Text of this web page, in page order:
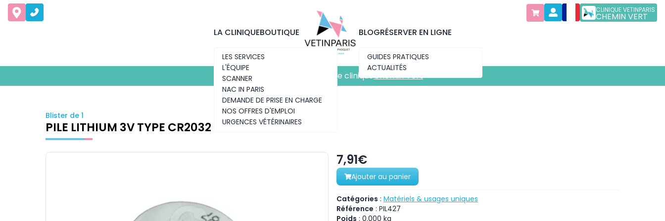
CLINIQUE VETINPARIS
CHEMIN VERT
LA CLINIQUE
LES SERVICES
L'ÉQUIPE
SCANNER
NAC IN PARIS
DEMANDE DE PRISE EN CHARGE
NOS OFFRES D'EMPLOI
URGENCES VÉTÉRINAIRES
BOUTIQUE BLOG
GUIDES PRATIQUES
ACTUALITÉS
RÉSERVER EN LIGNE
Découvrez notre nouvelle cliniqueChemin Vert
Découvrez notre nouvelle clinique
Blister de 1
PILE LITHIUM 3V TYPE CR2032
7,91€
Ajouter au panier
Catégories : Matériels & usages uniques
Référence : PIL427
Poids : 0.000 kg